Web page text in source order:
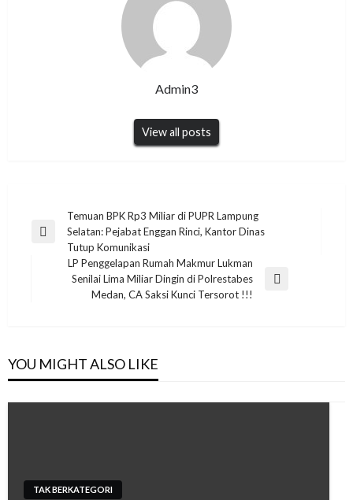
Admin3
View all posts
Navigasi
pos
Previous
Temuan BPK Rp3 Miliar di PUPR Lampung
Selatan: Pejabat Enggan Rinci, Kantor Dinas
Tutup Komunikasi
LP Penggelapan Rumah Makmur Lukman
Senilai Lima Miliar Dingin di Polrestabes
Medan, CA Saksi Kunci Tersorot !!!
YOU MIGHT ALSO LIKE
TAK BERKATEGORI